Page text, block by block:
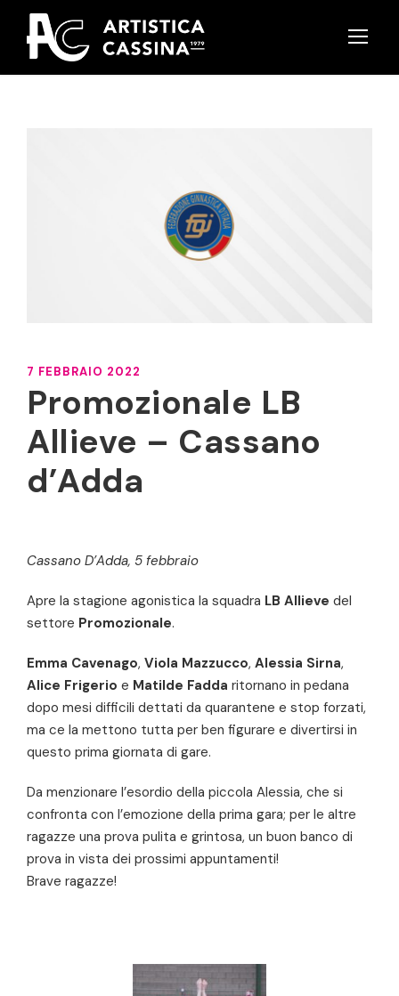
7 FEBBRAIO 2022
Promozionale LB
Allieve – Cassano
d’Adda
Cassano D’Adda, 5 febbraio
Apre la stagione agonistica la squadra LB Allieve del
settore Promozionale.
Emma Cavenago, Viola Mazzucco, Alessia Sirna,
Alice Frigerio e Matilde Fadda ritornano in pedana
dopo mesi difficili dettati da quarantene e stop forzati,
ma ce la mettono tutta per ben figurare e divertirsi in
questo prima giornata di gare.
Da menzionare l’esordio della piccola Alessia, che si
confronta con l’emozione della prima gara; per le altre
ragazze una prova pulita e grintosa, un buon banco di
prova in vista dei prossimi appuntamenti!
Brave ragazze!